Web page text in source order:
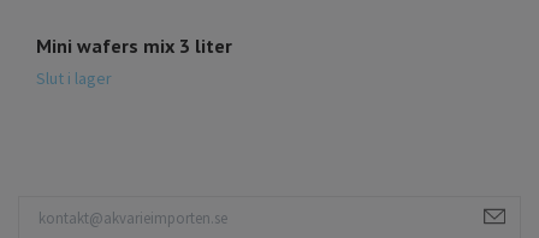
Mini wafers mix 3 liter
Slut i lager